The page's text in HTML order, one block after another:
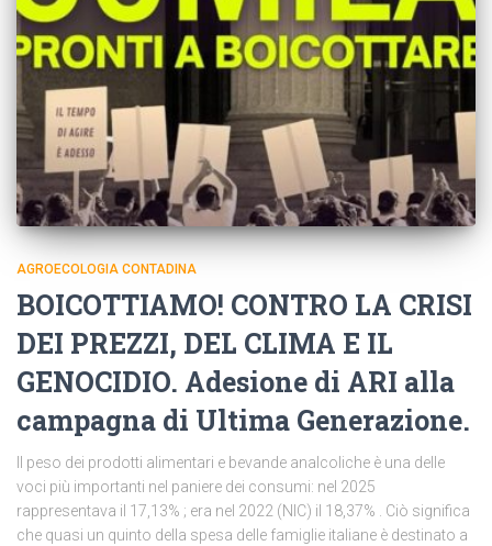
AGROECOLOGIA CONTADINA
BOICOTTIAMO! CONTRO LA CRISI
DEI PREZZI, DEL CLIMA E IL
GENOCIDIO. Adesione di ARI alla
campagna di Ultima Generazione.
Il peso dei prodotti alimentari e bevande analcoliche è una delle
voci più importanti nel paniere dei consumi: nel 2025
rappresentava il 17,13% ; era nel 2022 (NIC) il 18,37% . Ciò significa
che quasi un quinto della spesa delle famiglie italiane è destinato a